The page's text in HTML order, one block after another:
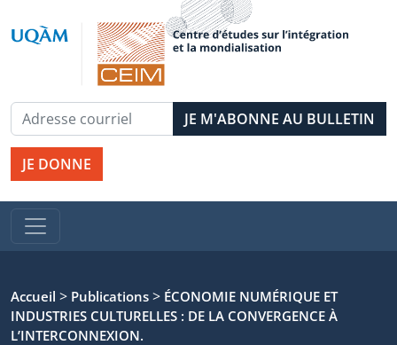
JE DONNE
Accueil > Publications > ÉCONOMIE NUMÉRIQUE ET
INDUSTRIES CULTURELLES : DE LA CONVERGENCE À
L’INTERCONNEXION.